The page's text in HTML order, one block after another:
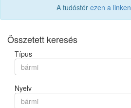
A tudóstér ezen a linken
Összetett keresés
Típus
bármi
Nyelv
bármi